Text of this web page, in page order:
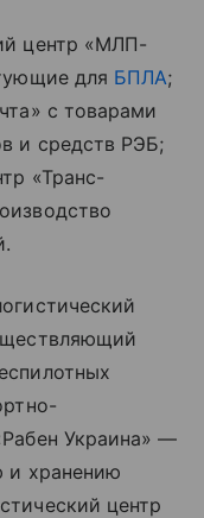
центр «МЛП-
для БПЛА;
с товарами
и средств РЭБ;
«Транс-
Украина» —
и хранению
центр